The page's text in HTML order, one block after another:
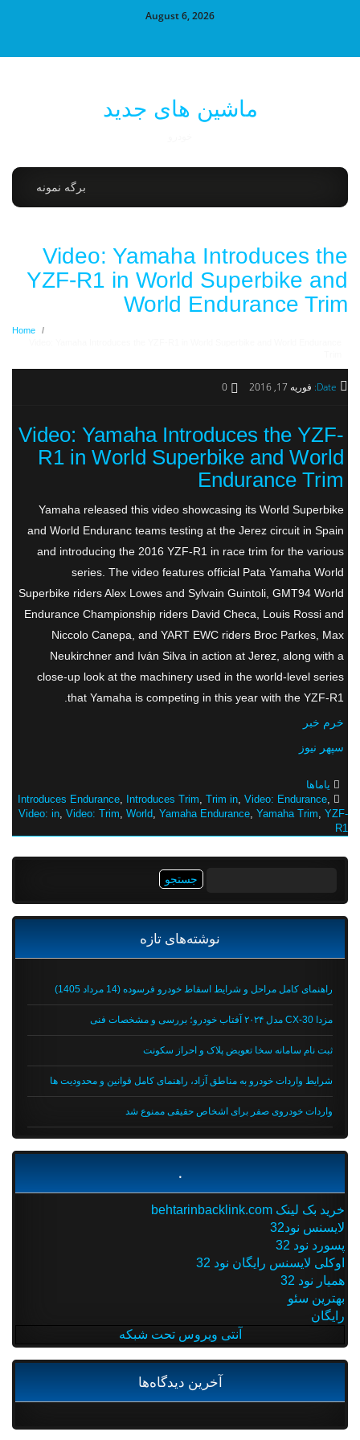
August 6, 2026
ماشین های جدید
برگه نمونه
Video: Yamaha Introduces the
YZF-R1 in World Superbike and
World Endurance Trim
Home
Date: فوریه 17, 2016 0
Video: Yamaha Introduces the YZF-
R1 in World Superbike and World
Endurance Trim
Yamaha released this video showcasing its World Superbike
and World Enduranc teams testing at the Jerez circuit in Spain
and introducing the 2016 YZF-R1 in race trim for the various
series. The video features official Pata Yamaha World
Superbike riders Alex Lowes and Sylvain Guintoli, GMT94 World
Endurance Championship riders David Checa, Louis Rossi and
Niccolo Canepa, and YART EWC riders Broc Parkes, Max
Neukirchner and Iván Silva in action at Jerez, along with a
close-up look at the machinery used in the world-level series
that Yamaha is competing in this year with the YZF-R1.
خرم خبر
سپهر نیوز
یاماها
Introduces Endurance,Introduces Trim,Trim in,Video: Endurance
Video: in,Video: Trim,World,Yamaha Endurance,Yamaha Trim,YZF-
نوشته‌های تازه
راهنمای کامل مراحل و شرایط اسقاط خودرو فرسوده (14 مرداد 1405)
مزدا CX-30 مدل ۲۰۲۴ آفتاب خودرو؛ بررسی و مشخصات فنی
ثبت نام سامانه سخا تعویض پلاک و احراز سکونت
شرایط واردات خودرو به مناطق آزاد، راهنمای کامل قوانین و محدودیت ها
واردات خودروی صفر برای اشخاص حقیقی ممنوع شد
خرید بک لینک behtarinbacklink.com
لایسنس نود32
پسورد نود 32
اوکلی لایسنس رایگان نود 32
همیار نود 32
بهترین سئو
رایگان
آنتی ویروس تحت شبکه
آخرین دیدگاه‌ها